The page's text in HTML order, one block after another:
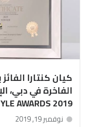
كيان كنتارا
الفاخرة في دبي،
AWARDS 2019
نوفمبر 19, 2019